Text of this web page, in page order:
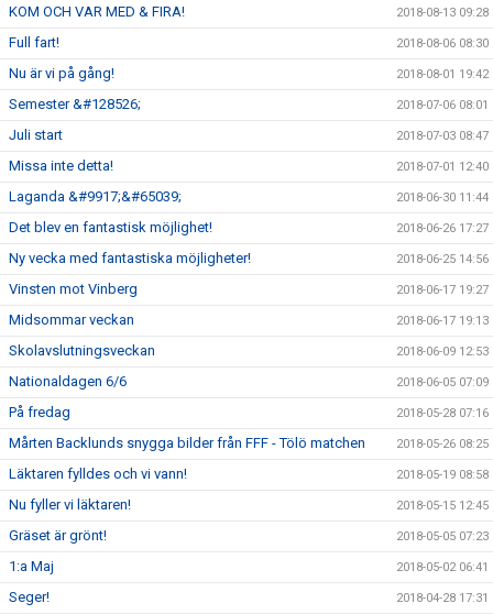
KOM OCH VAR MED & FIRA! 2018-08-13 09:28
Full fart! 2018-08-06 08:30
Nu är vi på gång! 2018-08-01 19:42
Semester &#128526; 2018-07-06 08:01
Juli start 2018-07-03 08:47
Missa inte detta! 2018-07-01 12:40
Laganda &#9917;&#65039; 2018-06-30 11:44
Det blev en fantastisk möjlighet! 2018-06-26 17:27
Ny vecka med fantastiska möjligheter! 2018-06-25 14:56
Vinsten mot Vinberg 2018-06-17 19:27
Midsommar veckan 2018-06-17 19:13
Skolavslutningsveckan 2018-06-09 12:53
Nationaldagen 6/6 2018-06-05 07:09
På fredag 2018-05-28 07:16
Mårten Backlunds snygga bilder från FFF - Tölö matchen 2018-05-26 08:25
Läktaren fylldes och vi vann! 2018-05-19 08:58
Nu fyller vi läktaren! 2018-05-15 12:45
Gräset är grönt! 2018-05-05 07:23
1:a Maj 2018-05-02 06:41
Seger! 2018-04-28 17:31